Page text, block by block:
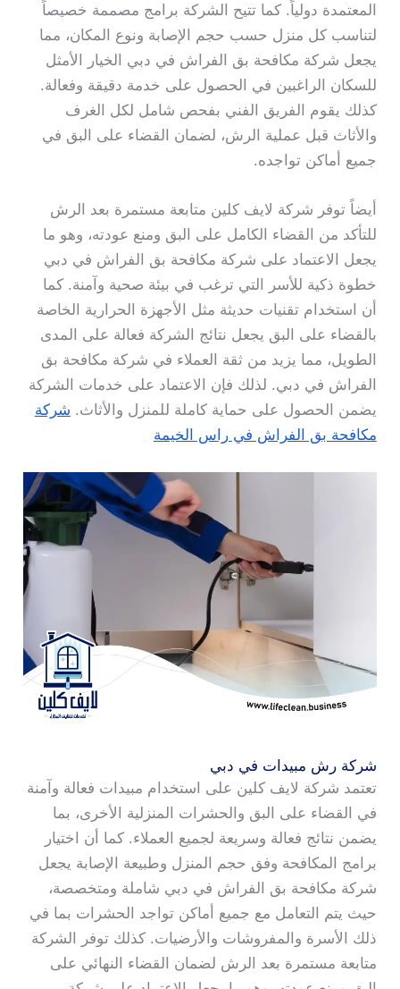
المعتمدة دولياً. كما تتيح الشركة برامج مصممة خصيصاً
لتناسب كل منزل حسب حجم الإصابة ونوع المكان، مما
يجعل شركة مكافحة بق الفراش في دبي الخيار الأمثل
للسكان الراغبين في الحصول على خدمة دقيقة وفعالة.
كذلك يقوم الفريق الفني بفحص شامل لكل الغرف
والأثاث قبل عملية الرش، لضمان القضاء على البق في
جميع أماكن تواجده.
أيضاً توفر شركة لايف كلين متابعة مستمرة بعد الرش
للتأكد من القضاء الكامل على البق ومنع عودته، وهو ما
يجعل الاعتماد على شركة مكافحة بق الفراش في دبي
خطوة ذكية للأسر التي ترغب في بيئة صحية وآمنة. كما
أن استخدام تقنيات حديثة مثل الأجهزة الحرارية الخاصة
بالقضاء على البق يجعل نتائج الشركة فعالة على المدى
الطويل، مما يزيد من ثقة العملاء في شركة مكافحة بق
الفراش في دبي. لذلك فإن الاعتماد على خدمات الشركة
يضمن الحصول على حماية كاملة للمنزل والأثاث. شركة
مكافحة بق الفراش في راس الخيمة
شركة رش مبيدات في دبي
تعتمد شركة لايف كلين على استخدام مبيدات فعالة وآمنة
في القضاء على البق والحشرات المنزلية الأخرى، بما
يضمن نتائج فعالة وسريعة لجميع العملاء. كما أن اختيار
برامج المكافحة وفق حجم المنزل وطبيعة الإصابة يجعل
شركة مكافحة بق الفراش في دبي شاملة ومتخصصة،
حيث يتم التعامل مع جميع أماكن تواجد الحشرات بما في
ذلك الأسرة والمفروشات والأرضيات. كذلك توفر الشركة
متابعة مستمرة بعد الرش لضمان القضاء النهائي على